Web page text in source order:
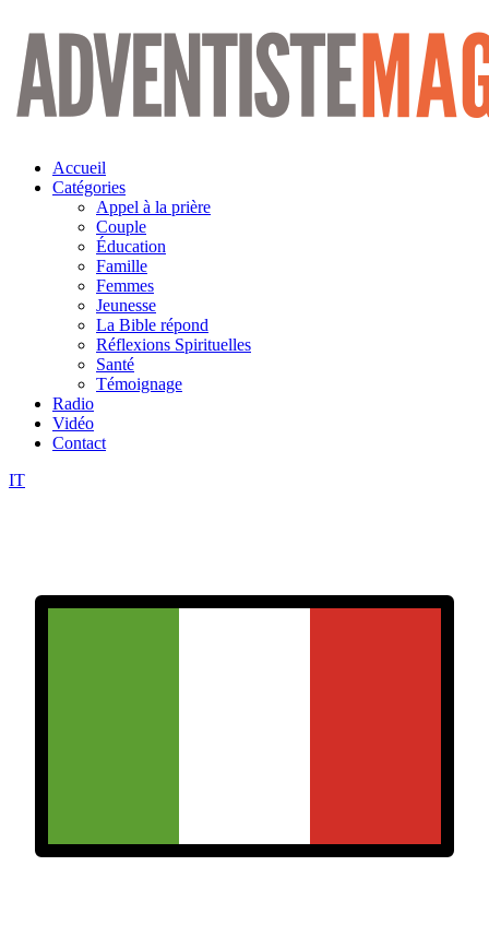
Aller
contenu
Accueil
Catégories
Appel à la prière
Couple
Éducation
Famille
Femmes
Jeunesse
La Bible répond
Réflexions Spirituelles
Santé
Témoignage
Radio
Vidéo
Contact
IT